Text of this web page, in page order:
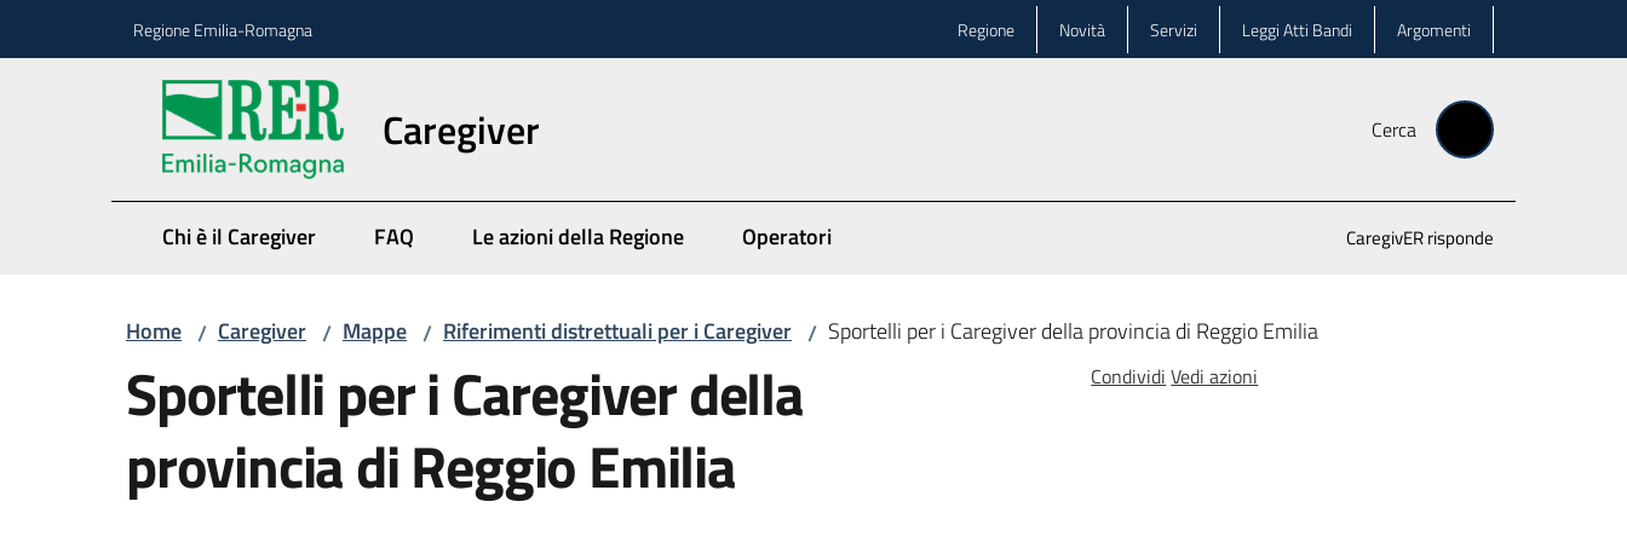
Regione Emilia-Romagna Regione Novità Servizi Leggi Atti Bandi Argomenti
Caregiver Cerca
Chi è il Caregiver FAQ Le azioni della Regione Operatori CaregivER risponde
Home / Caregiver / Mappe / Riferimenti distrettuali per i Caregiver / Sportelli per i Caregiver della provincia di Reggio Emilia
Sportelli per i Caregiver della
provincia di Reggio Emilia
Condividi Vedi azioni